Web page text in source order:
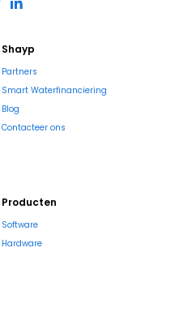
Shayp
Partners
Smart Waterfinanciering
Blog
Contacteer ons
Producten
Software
Hardware